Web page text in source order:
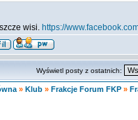
wisi. https://
Wyświetl posty z ostatnich:
» Klub » Frakcje Forum FKP »